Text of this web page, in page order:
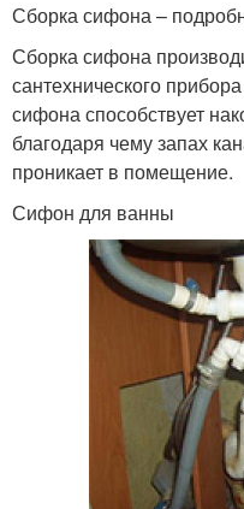
Сборка сифона –
Сборка сифона
сантехнического
сифона способствует
благодаря чему запах
проникает в помещение.
Сифон для ванны